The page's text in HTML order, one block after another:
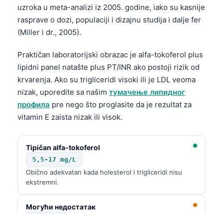
uzroka u meta-analizi iz 2005. godine, iako su kasnije
rasprave o dozi, populaciji i dizajnu studija i dalje fer
(Miller i dr., 2005).
Praktičan laboratorijski obrazac je alfa-tokoferol plus
lipidni panel natašte plus PT/INR ako postoji rizik od
krvarenja. Ako su trigliceridi visoki ili je LDL veoma
nizak, uporedite sa našim тумачење липидног
профила pre nego što proglasite da je rezultat za
vitamin E zaista nizak ili visok.
Tipičan alfa-tokoferol
5,5-17 mg/L
Obično adekvatan kada holesterol i trigliceridi nisu
ekstremni.
Могући недостатак
Suomi
Slovenčina
සිංහල
অসমীয়া
Galego
Latviešu valoda
Gàidhlig